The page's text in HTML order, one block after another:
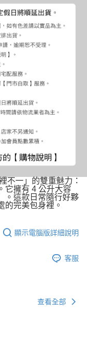
不一」的雙重魅力：
它擁有 4 公升大容
。這款日常隨行好夥
的完美包身裡。
顯示電腦版詳細說明
客服
查看全部